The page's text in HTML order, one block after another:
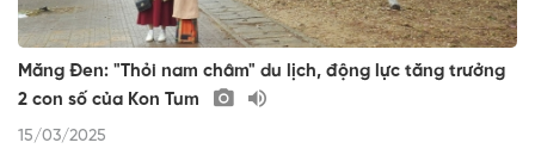
Măng Đen: "Thỏi nam châm" du lịch, động lực tăng trưởng
2 con số của Kon Tum
15/03/2025